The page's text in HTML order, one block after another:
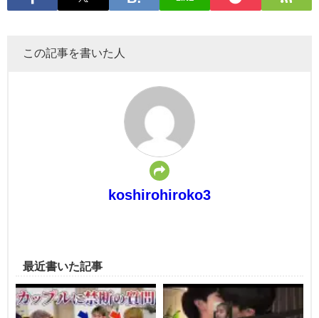
この記事を書いた人
koshirohiroko3
最近書いた記事